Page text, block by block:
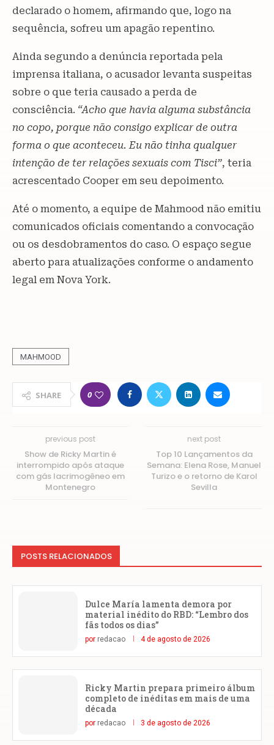
declarado o homem, afirmando que, logo na
sequência, sofreu um apagão repentino.
Ainda segundo a denúncia reportada pela
imprensa italiana, o acusador levanta suspeitas
sobre o que teria causado a perda de
consciência. “Acho que havia alguma substância
no copo, porque não consigo explicar de outra
forma o que aconteceu. Eu não tinha qualquer
intenção de ter relações sexuais com Tisci”, teria
acrescentado Cooper em seu depoimento.
Até o momento, a equipe de Mahmood não emitiu
comunicados oficiais comentando a convocação
ou os desdobramentos do caso. O espaço segue
aberto para atualizações conforme o andamento
legal em Nova York.
MAHMOOD
SHARE 0
previous post
Show de Ricky Martin é
interrompido após ataque
com gás lacrimogêneo em
Montenegro
next post
Top 10 Lançamentos da
Semana: Elena Rose, Manuel
Turizo e o retorno de Karol
Sevilla
POSTS RELACIONADOS
Dulce María lamenta demora por
material inédito do RBD: “Lembro dos
fãs todos os dias”
por redacao 4 de agosto de 2026
Ricky Martin prepara primeiro álbum
completo de inéditas em mais de uma
década
por redacao 3 de agosto de 2026